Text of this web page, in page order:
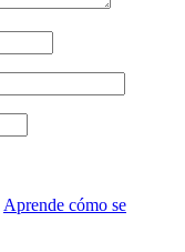
Aprende cómo se